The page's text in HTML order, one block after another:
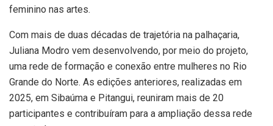
feminino nas artes.
Com mais de duas décadas de trajetória na palhaçaria,
Juliana Modro vem desenvolvendo, por meio do projeto,
uma rede de formação e conexão entre mulheres no Rio
Grande do Norte. As edições anteriores, realizadas em
2025, em Sibaúma e Pitangui, reuniram mais de 20
participantes e contribuíram para a ampliação dessa rede